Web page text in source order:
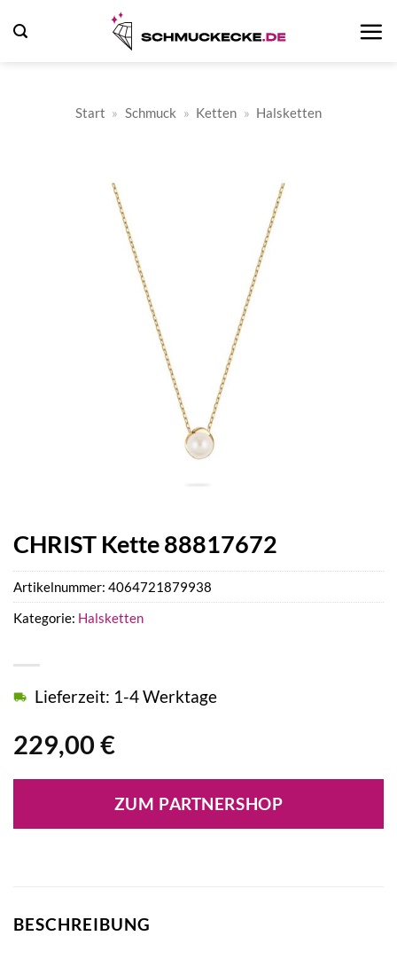
Inhalt
Start » Schmuck » Ketten » Halsketten
CHRIST Kette 88817672
229,00 €
Lieferzeit: 1-4 Werktage
ZUM PARTNERSHOP
Artikelnummer: 4064721879938
Kategorie: Halsketten
BESCHREIBUNG